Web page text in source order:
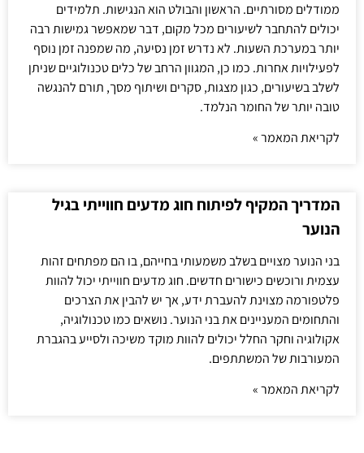
ממודלים מסורתיים. הראשון והבולט הוא הנגישות. תלמידים
יכולים להתחבר לשיעורים מכל מקום, דבר שמאפשר גמישות רבה
יותר במערכת השעות. לא נדרש זמן נסיעה, מה שמפנה זמן נוסף
לפעילויות אחרות. כמו כן, המגוון הרחב של כלים טכנולוגיים שניתן
לשלב בשיעורים, כגון מצגות, סקרים ושיתוף מסך, תורם להנגשה
טובה יותר של החומר הנלמד.
לקריאת המאמר »
המדריך המקיף לפיתוח חוג מדעים חווייתי בגיל
הנוער
בני הנוער מצויים בשלב משמעותי בחייהם, בו הם מפתחים זהות
עצמית ורוכשים כישורים חדשים. חוג מדעים חווייתי יכול להוות
פלטפורמה מצוינת להעברת ידע, אך יש להבין את הצרכים
והתחומים המעניינים את בני הנוער. נושאים כמו טכנולוגיה,
אקולוגיה וחקר החלל יכולים להוות מוקד משיכה ולסייע בהגברת
המעורבות של המשתתפים.
לקריאת המאמר »